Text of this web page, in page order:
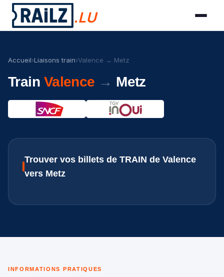
.LU
Accueil›Liaisons train›Valence → Metz
Train Valence → Metz
Trouver vos billets de TRAIN de Valence
vers Metz
INFORMATIONS PRATIQUES